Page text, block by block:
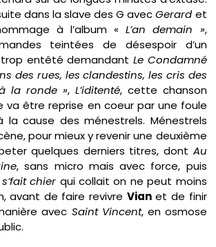
dans la slave des G avecGerardet
à l’album «L’an demain »,
teintées de désespoir d’un
entêté demandant Le Condamné
des rues, les clandestins, les cris des
la ronde », L’iditenté, cette chanson
va être reprise en coeur par une foule
cause des ménestrels. Ménestrels
pour mieux y revenir une deuxième
quelques derniers titres, dont Au
, sans micro mais avec force, puis
chier qui collait on ne peut moins
avant de faire revivre Vianet de finir
avec Saint Vincent, en osmose